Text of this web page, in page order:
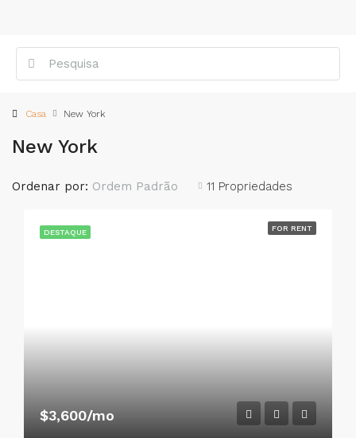
Casa New York
New York
11 Propriedades
Ordenar por: Ordem Padrão
DESTAQUE FOR RENT
$3,600/mo